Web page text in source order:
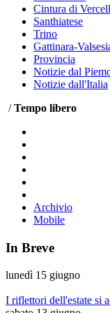
Cintura di
Santhiatese
Trino
Gattinara-
Provincia
Notizie dal
Notizie dall'Italia
/Tempo libero
Archivio
Mobile
In Breve
lunedì 15 giugno
I riflettori dell'estate si